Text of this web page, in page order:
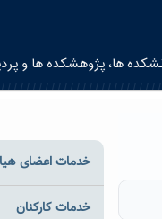
ها، پژوهشکده ها و
خدمات اعضای
خدمات کارکنان